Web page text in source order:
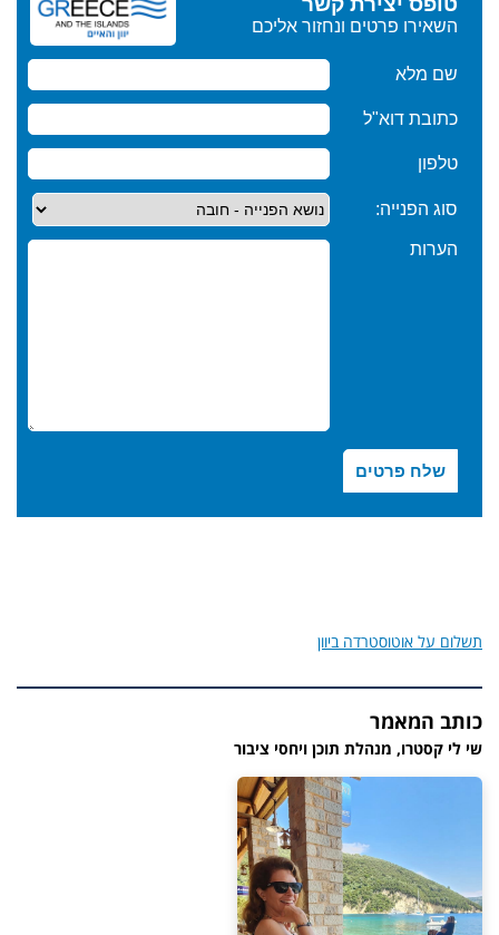
תשלום על אוטוסטרדה ביוון
כותב המאמר
שי לי קסטרו, מנהלת תוכן ויחסי ציבור